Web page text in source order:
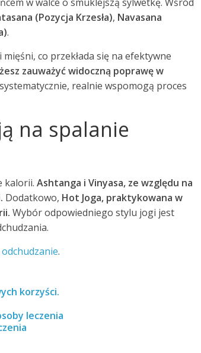
(Pozycja Krzesła), Navasana
.
co przekłada się na efektywne
zauważyć widoczną poprawę w
realnie wspomogą proces
na spalanie
kalorii. Ashtanga i Vinyasa, ze względu na
Dodatkowo, Hot Joga, praktykowana w
Wybór odpowiedniego stylu jogi jest
odchudzanie.
korzyści.
leczenia